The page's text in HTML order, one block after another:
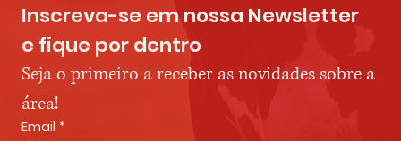
Inscreva-se em nossa Newsletter
e fique por dentro
Seja o primeiro a receber as novidades sobre a
área!
Email *